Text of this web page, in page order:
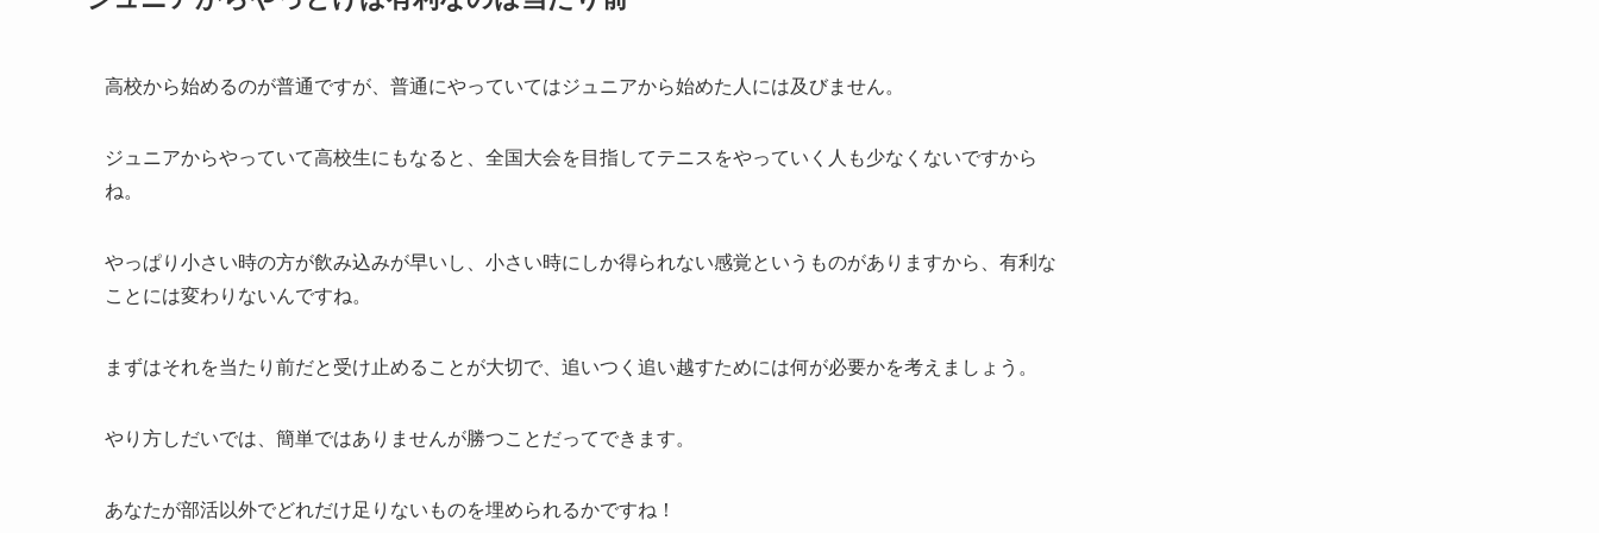
高校から始めるのが普通ですが、普通にやっていてはジュニアから始めた人には及びません。
ジュニアからやっていて高校生にもなると、全国大会を目指してテニスをやっていく人も少なくないですから
ね。
やっぱり小さい時の方が飲み込みが早いし、小さい時にしか得られない感覚というものがありますから、有利な
ことには変わりないんですね。
まずはそれを当たり前だと受け止めることが大切で、追いつく追い越すためには何が必要かを考えましょう。
やり方しだいでは、簡単ではありませんが勝つことだってできます。
あなたが部活以外でどれだけ足りないものを埋められるかですね！